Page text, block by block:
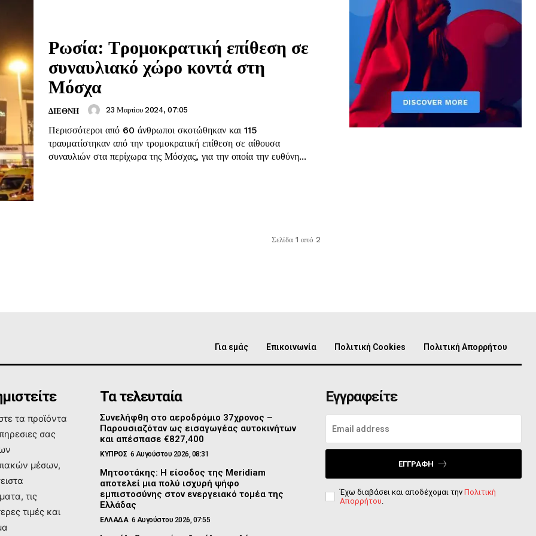
Ρωσία: Τρομοκρατική επίθεση σε
συναυλιακό χώρο κοντά στη
Μόσχα
ΔΙΕΘΝΗ 23 Μαρτίου 2024, 07:05
Περισσότεροι από 60 άνθρωποι σκοτώθηκαν και 115
τραυματίστηκαν από την τρομοκρατική επίθεση σε αίθουσα
συναυλιών στα περίχωρα της Μόσχας, για την οποία την ευθύνη...
Σελίδα 1 από 2
Για εμάς Επικοινωνία Πολιτική Cookies Πολιτική Απορρήτου
τα προϊόντα
σας
μέσων,
τις
τιμές και
Τα τελευταία
Συνελήφθη στο αεροδρόμιο 37χρονος –
Παρουσιαζόταν ως εισαγωγέας αυτοκινήτων
και απέσπασε €827,400
ΚΥΠΡΟΣ 6 Αυγούστου 2026, 08:31
Μητσοτάκης: Η είσοδος της Meridiam
αποτελεί μια πολύ ισχυρή ψήφο
εμπιστοσύνης στον ενεργειακό τομέα της
Ελλάδας
ΕΛΛΑΔΑ 6 Αυγούστου 2026, 07:55
Εγγραφείτε
ΕΓΓΡΑΦΉ
Έχω διαβάσει και αποδέχομαι την Πολιτική
Απορρήτου